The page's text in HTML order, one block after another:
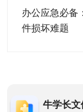
办公应急必备
件损坏难题
牛学长文